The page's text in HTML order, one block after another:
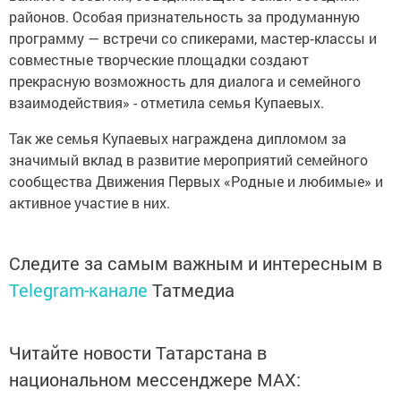
районов. Особая признательность за продуманную
программу — встречи со спикерами, мастер‑классы и
совместные творческие площадки создают
прекрасную возможность для диалога и семейного
взаимодействия» - отметила семья Купаевых.
Так же семья Купаевых награждена дипломом за
значимый вклад в развитие мероприятий семейного
сообщества Движения Первых «Родные и любимые» и
активное участие в них.
Следите за самым важным и интересным в
Telegram-канале Татмедиа
Читайте новости Татарстана в
национальном мессенджере MАХ: